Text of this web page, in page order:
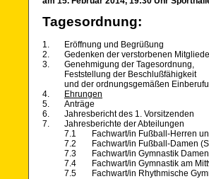
Tagesordnung:
1.
Eröffnung und Begrüßung
2.
Gedenken der verstorbenen
3.
Genehmigung der Tagesordnung,
Feststellung der Beschlußfähigkeit
und der ordnungsgemäßen
4.
Ehrungen
5.
Anträge
6.
Jahresbericht des 1. Vorsitzenden
7.
Jahresberichte der Abteilungen
7.1
Fachwart/in Fußball-Herren
7.2
Fachwart/in Fußball-Damen
7.3
Fachwart/in Gymnastik
7.4
Fachwart/in Gymnastik am
7.5
Fachwart/in Rhythmische